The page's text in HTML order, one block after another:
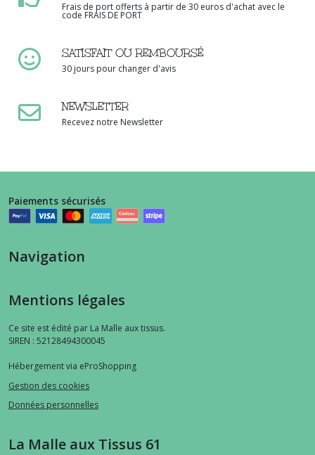
Frais de port offerts à partir de 30 euros d'achat avec le
code FRAIS DE PORT
SATISFAIT OU REMBOURSÉ
30 jours pour changer d'avis
NEWSLETTER
Recevez notre Newsletter
Paiements sécurisés
Navigation
Mentions légales
Ce site est édité par La Malle aux tissus.
SIREN : 52128494300045
Hébergement via eProShopping
Gestion des cookies
Données personnelles
La Malle aux Tissus 61